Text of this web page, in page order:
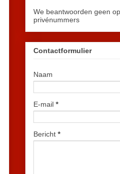
We beantwoorden geen
privénummers
Contactformulier
Naam
E-mail *
Bericht *